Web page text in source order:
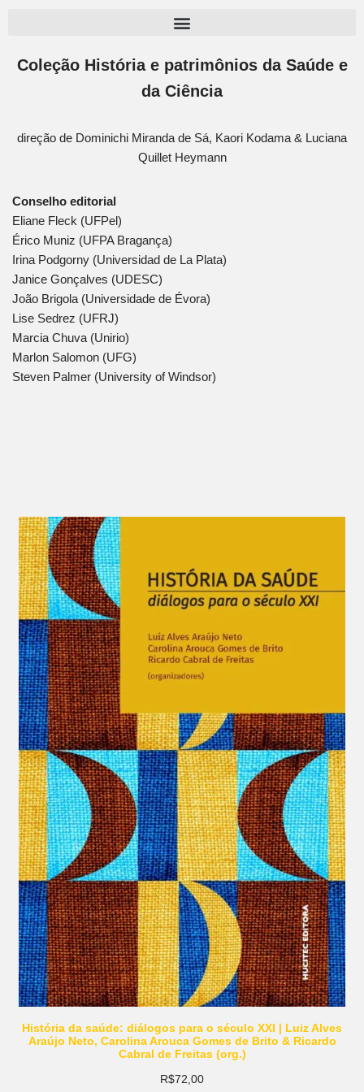
para
Coleção História e patrimônios da Saúde e
da Ciência
direção de Dominichi Miranda de Sá, Kaori Kodama & Luciana
Quillet Heymann
Conselho editorial
Eliane Fleck (UFPel)
Érico Muniz (UFPA Bragança)
Irina Podgorny (Universidad de La Plata)
Janice Gonçalves (UDESC)
João Brigola (Universidade de Évora)
Lise Sedrez (UFRJ)
Marcia Chuva (Unirio)
Marlon Salomon (UFG)
Steven Palmer (University of Windsor)
História da saúde: diálogos para o século XXI | Luiz Alves
Araújo Neto, Carolina Arouca Gomes de Brito & Ricardo
Cabral de Freitas (org.)
R$72,00